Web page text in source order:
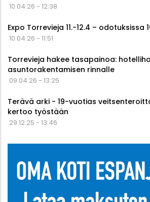
10.04.26 - 12:38
Expo Torrevieja 11.-12.4 – odotuksissa
10.04.26 - 11:51
Torrevieja hakee tasapainoa:
asuntorakentamisen rinnalle
09.04.26 - 13:25
Terävä arki - 19-vuotias
kertoo työstään
29.12.25 - 13:46